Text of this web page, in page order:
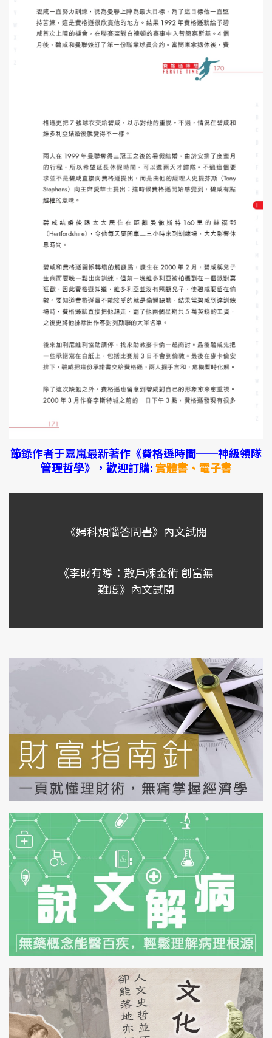
節錄作者于嘉嵐最新著作《費格遜時間──神級領隊
管理哲學》，歡迎訂購:實體書、電子書
《婦科煩惱答問書》內文試閱
《李財有導：散戶煉金術 創富無
難度》內文試閱